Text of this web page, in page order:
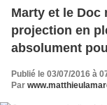
Marty et le Doc
projection en
absolument
RETOUR VERS
Publié le 03/07/2016 à
Par